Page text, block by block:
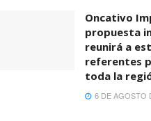
Oncativo
propuesta
reunirá a
referentes
toda la
6 DE AGOSTO